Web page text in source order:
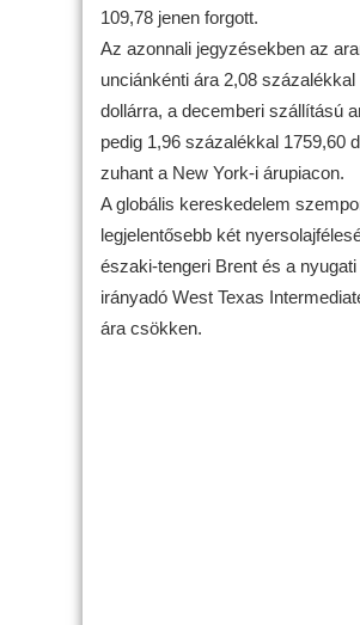
109,78 jenen forgott.
Az azonnali jegyzésekben az
unciánkénti ára 2,08 százalékkal
dollárra, a decemberi szállítású
pedig 1,96 százalékkal 1759,60
zuhant a New York-i árupiacon.
A globális kereskedelem
legjelentősebb két
északi-tengeri Brent és a
irányadó West Texas
ára csökken.